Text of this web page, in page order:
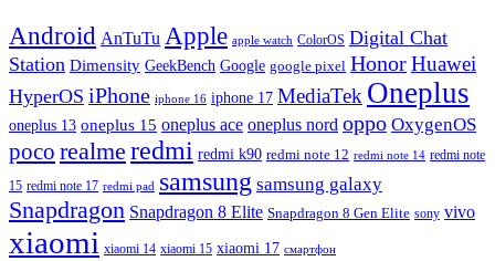
Android AnTuTu Apple apple watch ColorOS Digital Chat
Station Dimensity GeekBench Google google pixel HonorHuawei
HyperOS iPhone iphone 16 iphone 17 MediaTek Oneplus
oneplus 13 oneplus 15 oneplus ace oneplus nord oppo OxygenOS
poco realme redmi redmi k90 redmi note 12 redmi note 14 redmi note
15 redmi note 17 redmi pad samsung samsung galaxy
Snapdragon Snapdragon 8 Elite Snapdragon 8 Gen Elite sony vivo
xiaomi xiaomi 14 xiaomi 15 xiaomi 17 смартфон